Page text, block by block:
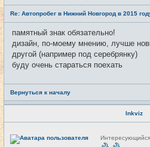
е
т
и
Re: Автопробег в Нижний Новгород в 2015
памятный знак обязательно!
дизайн, по-моему мнению, лучше
другой (например под серебрянку)
буду очень стараться поехать
Вернуться к началу
Inkviz
Н
е
Интересующийся